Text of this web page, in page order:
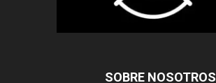
SOBRE NOSOTROS